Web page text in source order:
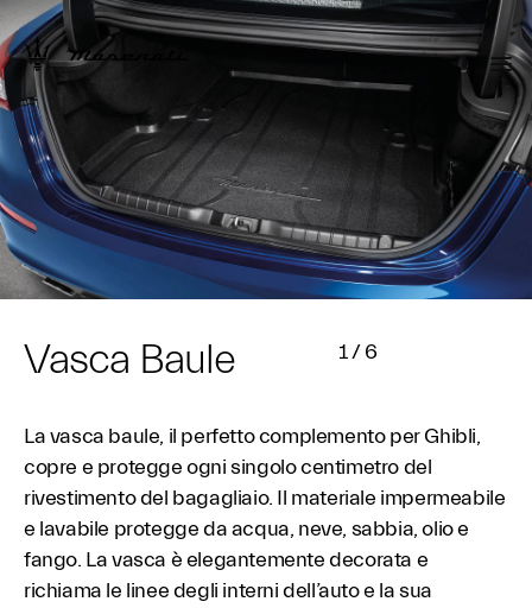
Vasca Baule 1/6
La vasca baule, il perfetto complemento per Ghibli,
copre e protegge ogni singolo centimetro del
rivestimento del bagagliaio. Il materiale impermeabile
e lavabile protegge da acqua, neve, sabbia, olio e
fango. La vasca è elegantemente decorata e
richiama le linee degli interni dell’auto e la sua